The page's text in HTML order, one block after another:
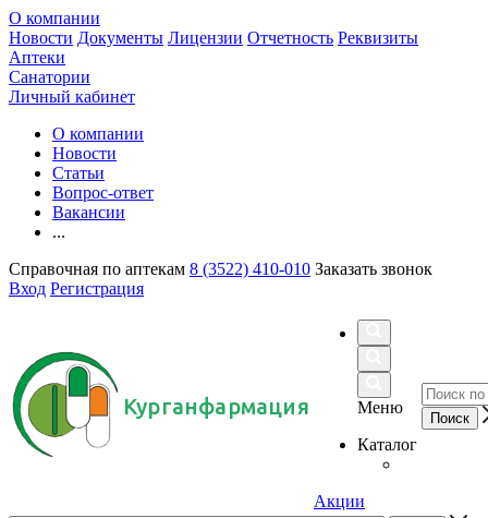
О компании
Новости Документы Лицензии Отчетность Реквизиты
Аптеки
Санатории
Личный кабинет
О компании
Новости
Статьи
Вопрос-ответ
Вакансии
...
Справочная по аптекам 8 (3522) 410-010 Заказать звонок
Вход Регистрация
Курганфармация
Меню
Каталог
Акции